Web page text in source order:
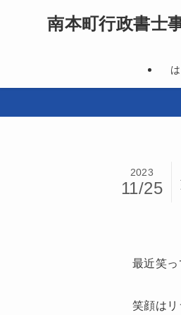
南本町行政書士
2023
11/25
最近笑っ
笑顔は